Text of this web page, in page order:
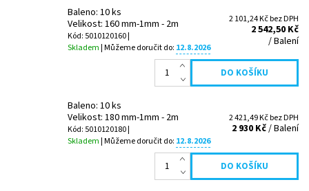
Baleno: 10 ks
Velikost: 160 mm-1mm - 2m
Kód: 5010120160 |
Skladem| Můžeme doručit do: 12.8.2026
2 101,24 Kč bez DPH
2 542,50 Kč
/ Balení
Baleno: 10 ks
Velikost: 180 mm-1mm - 2m
Kód: 5010120180 |
Skladem| Můžeme doručit do: 12.8.2026
2 421,49 Kč bez DPH
2 930 Kč/ Balení